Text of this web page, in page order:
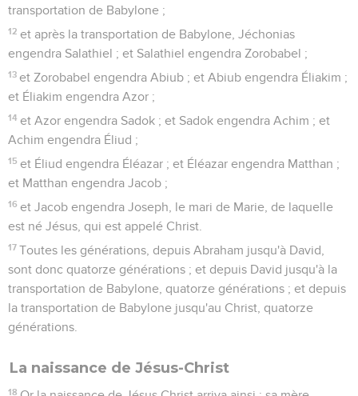
20 Mais comme il méditait sur ces choses, voici, un ange du
Seigneur lui apparut en songe, disant : Joseph, fils de David,
ne crains pas de prendre auprès de toi Marie ta femme, car
et elle enfantera un fils, et tu appelleras son nom Jésus,
Or tout cela arriva, afin que fût accompli ce que le
"Voici, la vierge sera enceinte et enfantera un fils, et on
avec nous.
l'ange du Seigneur le lui avait ordonné, et prit sa femme
auprès de lui ;
et il ne la connut point jusqu'à ce qu'elle eût enfanté son
fils premier-né ; et il appela son nom Jésus.